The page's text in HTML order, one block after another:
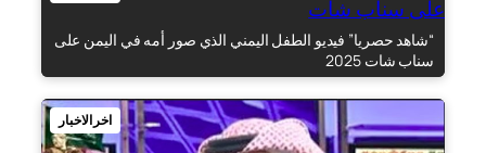
“شاهد حصريا” فيديو الطفل اليمني الذي صور أمه في اليمن على
سناب شات 2025
اخر الاخبار